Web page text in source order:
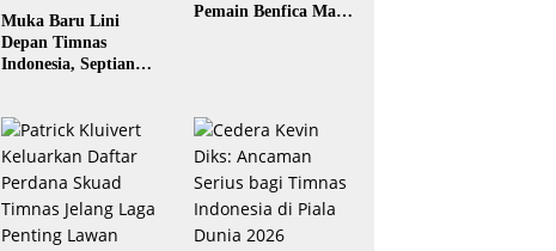
Muka Baru Lini
Depan Timnas
Indonesia, Septian
Pemain Benfica Masih